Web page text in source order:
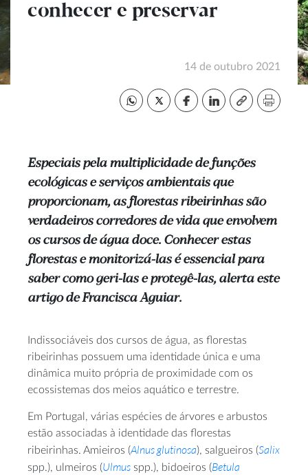
conhecer e preservar
14 de outubro 2021
Especiais pela multiplicidade de funções
ecológicas e serviços ambientais que
proporcionam, as florestas ribeirinhas são
verdadeiros corredores de vida que envolvem
os cursos de água doce. Conhecer estas
florestas e monitorizá-las é essencial para
saber como geri-las e protegê-las, alerta este
artigo de Francisca Aguiar.
Indissociáveis dos cursos de água, as florestas
ribeirinhas possuem uma identidade única e uma
dinâmica muito própria de proximidade com os
ecossistemas dos meios aquático e terrestre.
Em Portugal, várias espécies de árvores e arbustos
estão associadas à identidade das florestas
ribeirinhas. Amieiros (Alnus glutinosa), salgueiros (Salix
spp.), ulmeiros (Ulmus spp.), bidoeiros (Betula